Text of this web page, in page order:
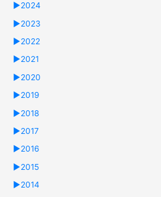
►2024
►2023
►2022
►2021
►2020
►2019
►2018
►2017
►2016
►2015
►2014